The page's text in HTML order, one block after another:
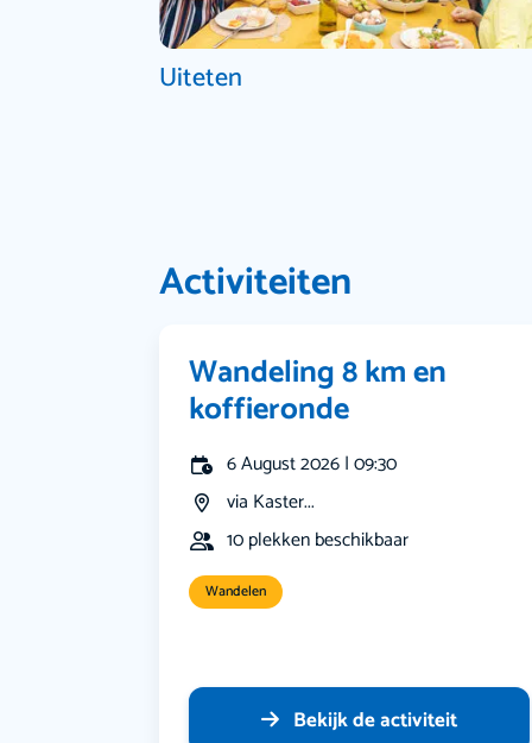
Uiteten
Activiteiten
Wandeling 8 km en
koffieronde
6 August 2026 | 09:30
via Kaster...
10 plekken beschikbaar
Wandelen
Bekijk de activiteit